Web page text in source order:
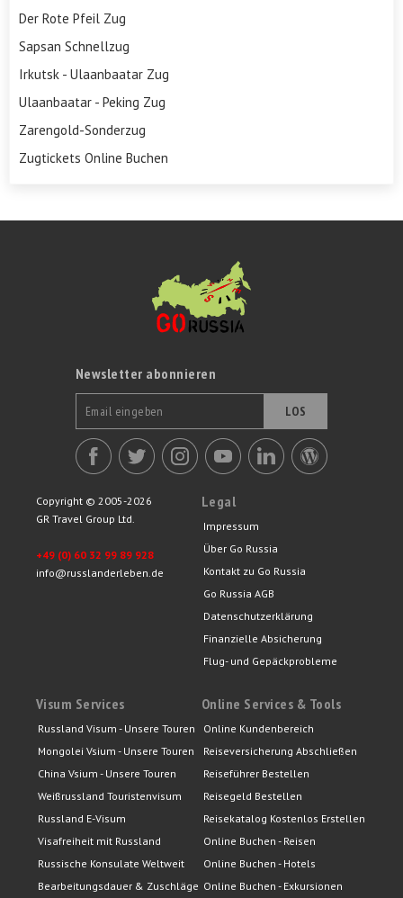
Der Rote Pfeil Zug
Sapsan Schnellzug
Irkutsk - Ulaanbaatar Zug
Ulaanbaatar - Peking Zug
Zarengold-Sonderzug
Zugtickets Online Buchen
Newsletter abonnieren
LOS
Copyright © 2005-2026
GR Travel Group Ltd.
+49 (0) 60 32 99 89 928
info@russlanderleben.de
Legal
Impressum
Über Go Russia
Kontakt zu Go Russia
Go Russia AGB
Datenschutzerklärung
Finanzielle Absicherung
Flug- und Gepäckprobleme
Visum Services
Russland Visum - Unsere Touren
Mongolei Vsium - Unsere Touren
China Vsium - Unsere Touren
Weißrussland Touristenvisum
Russland E-Visum
Visafreiheit mit Russland
Russische Konsulate Weltweit
Bearbeitungsdauer & Zuschläge
Online Services & Tools
Online Kundenbereich
Reiseversicherung Abschließen
Reiseführer Bestellen
Reisegeld Bestellen
Reisekatalog Kostenlos Erstellen
Online Buchen - Reisen
Online Buchen - Hotels
Online Buchen - Exkursionen